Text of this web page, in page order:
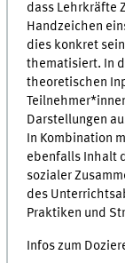
dass Lehrkräfte
Handzeichen
dies konkret
thematisiert. In
theoretischen
Darstellungen
In Kombination
ebenfalls Inhalt
sozialer
des
Praktiken und
Infos zum